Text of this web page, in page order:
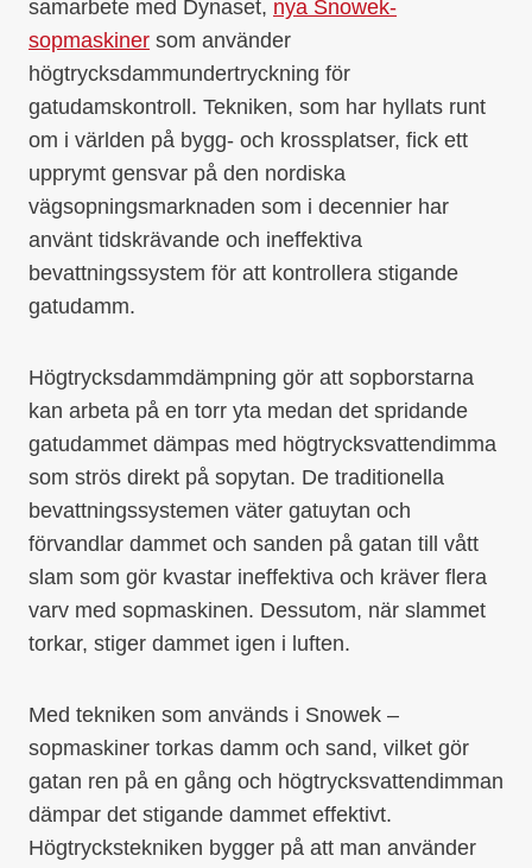
samarbete med Dynaset, nya Snowek-
sopmaskiner som använder
högtrycksdammundertryckning för
gatudamskontroll. Tekniken, som har hyllats runt
om i världen på bygg- och krossplatser, fick ett
upprymt gensvar på den nordiska
vägsopningsmarknaden som i decennier har
använt tidskrävande och ineffektiva
bevattningssystem för att kontrollera stigande
gatudamm.
Högtrycksdammdämpning gör att sopborstarna
kan arbeta på en torr yta medan det spridande
gatudammet dämpas med högtrycksvattendimma
som strös direkt på sopytan. De traditionella
bevattningssystemen väter gatuytan och
förvandlar dammet och sanden på gatan till vått
slam som gör kvastar ineffektiva och kräver flera
varv med sopmaskinen. Dessutom, när slammet
torkar, stiger dammet igen i luften.
Med tekniken som används i Snowek –
sopmaskiner torkas damm och sand, vilket gör
gatan ren på en gång och högtrycksvattendimman
dämpar det stigande dammet effektivt.
Högtryckstekniken bygger på att man använder